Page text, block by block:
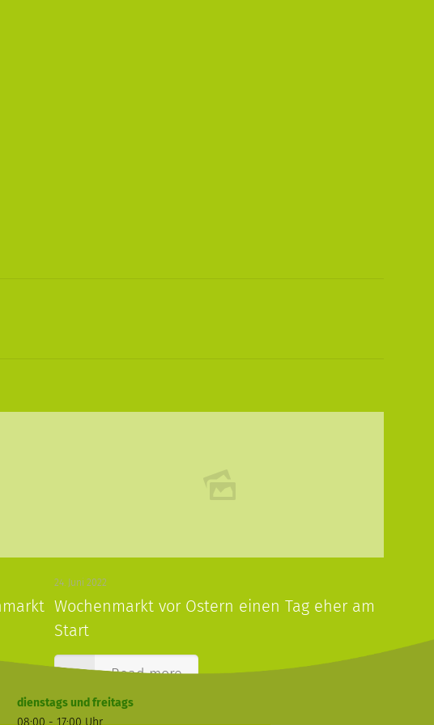
24. Juni 2022
Wochenmarkt vor Ostern einen Tag eher am
Start
Read more
dienstags und freitags
08:00 - 17:00 Uhr